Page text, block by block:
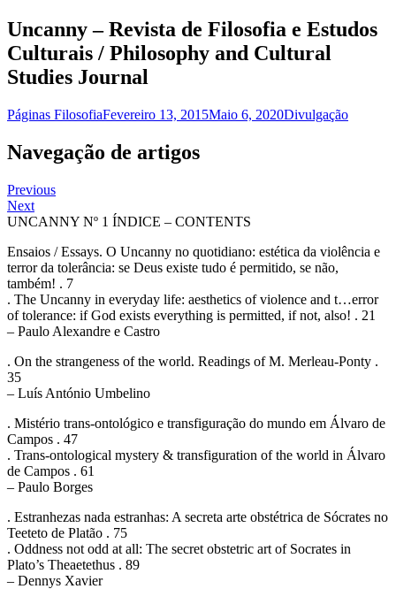
Uncanny – Revista de Filosofia e Estudos
Culturais / Philosophy and Cultural
Studies Journal
Páginas FilosofiaFevereiro 13, 2015Maio 6, 2020Divulgação
Navegação de artigos
Previous
Next
UNCANNY Nº 1 ÍNDICE – CONTENTS
Ensaios / Essays. O Uncanny no quotidiano: estética da violência e
terror da tolerância: se Deus existe tudo é permitido, se não,
também! . 7
. The Uncanny in everyday life: aesthetics of violence and t…error
of tolerance: if God exists everything is permitted, if not, also! . 21
– Paulo Alexandre e Castro
. On the strangeness of the world. Readings of M. Merleau-Ponty .
35
– Luís António Umbelino
. Mistério trans-ontológico e transfiguração do mundo em Álvaro de
Campos . 47
. Trans-ontological mystery & transfiguration of the world in Álvaro
de Campos . 61
– Paulo Borges
. Estranhezas nada estranhas: A secreta arte obstétrica de Sócrates no
Teeteto de Platão . 75
. Oddness not odd at all: The secret obstetric art of Socrates in
Plato’s Theaetethus . 89
– Dennys Xavier